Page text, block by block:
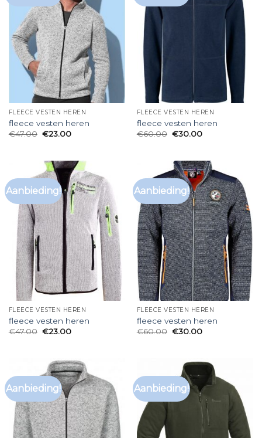
FLEECE VESTEN HEREN
fleece vesten heren
€47.00 €23.00
FLEECE VESTEN HEREN
fleece vesten heren
€60.00 €30.00
Aanbieding!
FLEECE VESTEN HEREN
fleece vesten heren
€47.00 €23.00
Aanbieding!
FLEECE VESTEN HEREN
fleece vesten heren
€60.00 €30.00
Aanbieding! Aanbieding!